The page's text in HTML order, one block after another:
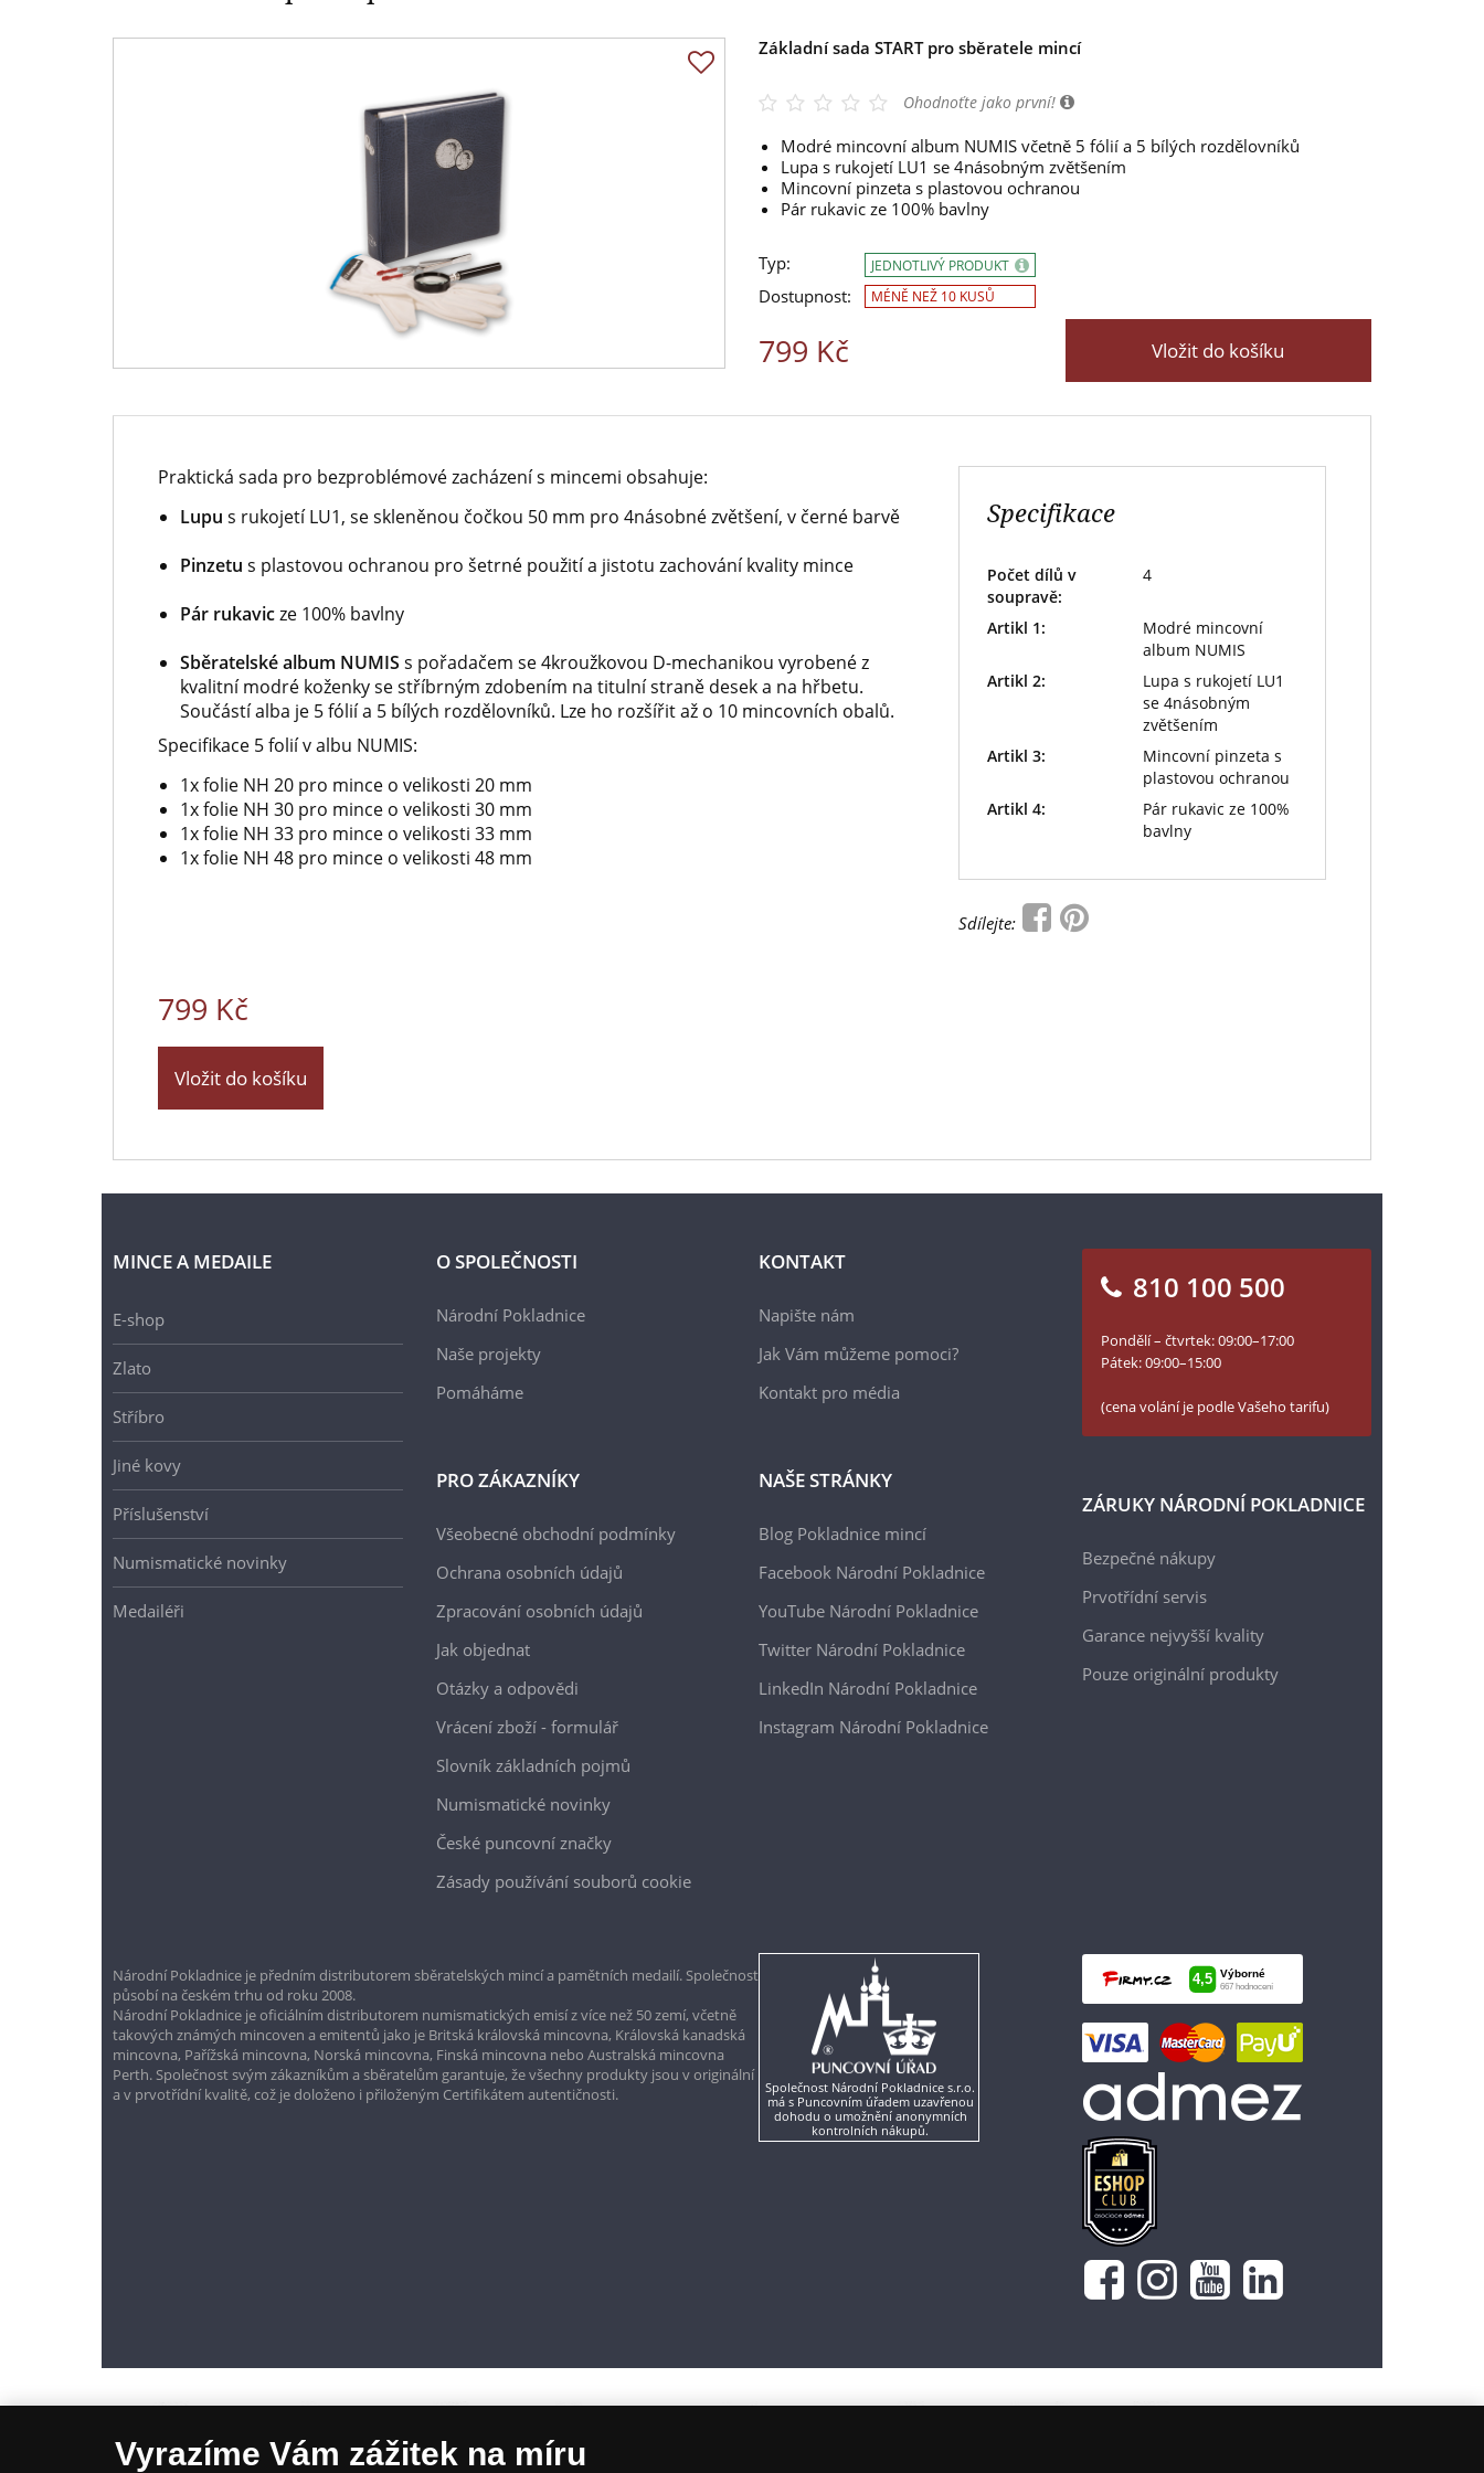
Základní sada START pro sběratele mincí
Ohodnoťte jako první!
Modré mincovní album NUMIS včetně 5 fólií a 5 bílých rozdělovníků
Lupa s rukojetí LU1 se 4násobným zvětšením
Mincovní pinzeta s plastovou ochranou
Pár rukavic ze 100% bavlny
Typ:
Dostupnost:
JEDNOTLIVÝ PRODUKT
MÉNĚ NEŽ 10 KUSŮ
799 Kč Vložit do košíku
Praktická sada pro bezproblémové zacházení s mincemi obsahuje:
Lupu s rukojetí LU1, se skleněnou čočkou 50 mm pro 4násobné zvětšení, v černé barvě
Pinzetu s plastovou ochranou pro šetrné použití a jistotu zachování kvality mince
Pár rukavicze 100% bavlny
Sběratelské album NUMIS s pořadačem se 4kroužkovou D-mechanikou vyrobené z
kvalitní modré koženky se stříbrným zdobením na titulní straně desek a na hřbetu.
Součástí alba je 5 fólií a 5 bílých rozdělovníků. Lze ho rozšířit až o 10 mincovních obalů.
Specifikace 5 folií v albu NUMIS:
1x folie NH 20 pro mince o velikosti 20 mm
1x folie NH 30 pro mince o velikosti 30 mm
1x folie NH 33 pro mince o velikosti 33 mm
1x folie NH 48 pro mince o velikosti 48 mm
799 Kč
Vložit do košíku
Specifikace
Počet dílů v
soupravě:
4
Artikl 1:
Modré mincovní
album NUMIS
Artikl 2:
Lupa s rukojetí LU1
se 4násobným
zvětšením
Artikl 3:
Mincovní pinzeta s
plastovou ochranou
Artikl 4:
Pár rukavic ze 100%
bavlny
Sdílejte:
799 Kč
MINCE A MEDAILE
E-shop
Zlato
Stříbro
Jiné kovy
Příslušenství
Numismatické novinky
Medailéři
O SPOLEČNOSTI
Národní Pokladnice
Naše projekty
Pomáháme
PRO ZÁKAZNÍKY
Všeobecné obchodní podmínky
Ochrana osobních údajů
Zpracování osobních údajů
Jak objednat
Otázky a odpovědi
Vrácení zboží - formulář
Slovník základních pojmů
Numismatické novinky
České puncovní značky
Zásady používání souborů cookie
KONTAKT
Napište nám
Jak Vám můžeme pomoci?
Kontakt pro média
NAŠE STRÁNKY
Blog Pokladnice mincí
Facebook Národní Pokladnice
YouTube Národní Pokladnice
Twitter Národní Pokladnice
LinkedIn Národní Pokladnice
Instagram Národní Pokladnice
810 100 500
Pondělí – čtvrtek: 09:00–17:00
Pátek: 09:00–15:00
(cena volání je podle Vašeho tarifu)
ZÁRUKY NÁRODNÍ POKLADNICE
Bezpečné nákupy
Prvotřídní servis
Garance nejvyšší kvality
Pouze originální produkty
Národní Pokladnice je předním distributorem sběratelských mincí a pamětních medailí. Společnost
působí na českém trhu od roku 2008.
Národní Pokladnice je oficiálním distributorem numismatických emisí z více než 50 zemí, včetně
takových známých mincoven a emitentů jako je Britská královská mincovna, Královská kanadská
mincovna, Pařížská mincovna, Norská mincovna, Finská mincovna nebo Australská mincovna
Perth. Společnost svým zákazníkům a sběratelům garantuje, že všechny produkty jsou v originální
a v prvotřídní kvalitě, což je doloženo i přiloženým Certifikátem autentičnosti.
Společnost Národní Pokladnice s.r.o.
má s Puncovním úřadem uzavřenou
dohodu o umožnění anonymních
kontrolních nákupů.
Vyrazíme Vám zážitek na míru